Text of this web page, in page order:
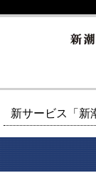
新サービス「新